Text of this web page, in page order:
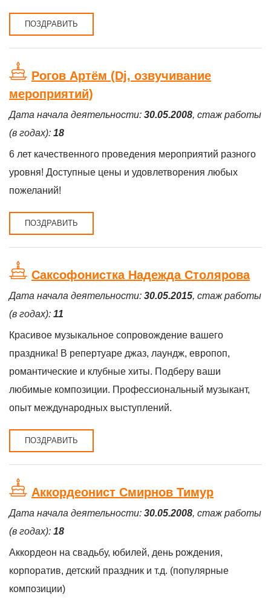
ПОЗДРАВИТЬ
Рогов Артём (Dj, озвучивание
мероприятий)
Дата начала деятельности: 30.05.2008, стаж работы
(в годах): 18
6 лет качественного проведения мероприятий разного
уровня! Доступные цены и удовлетворения любых
пожеланий!
ПОЗДРАВИТЬ
Саксофонистка Надежда Столярова
Дата начала деятельности: 30.05.2015, стаж работы
(в годах): 11
Красивое музыкальное сопровождение вашего
праздника! В репертуаре джаз, лаундж, европоп,
романтические и клубные хиты. Подберу ваши
любимые композиции. Профессиональный музыкант,
опыт международных выступлений.
ПОЗДРАВИТЬ
Аккордеонист Смирнов Тимур
Дата начала деятельности: 30.05.2008, стаж работы
(в годах): 18
Аккордеон на свадьбу, юбилей, день рождения,
корпоратив, детский праздник и т.д. (популярные
композиции)